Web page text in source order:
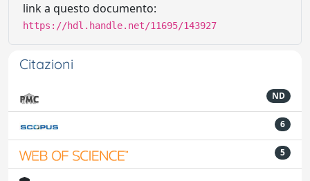
link a questo documento:
https://hdl.handle.net/11695/143927
Citazioni
ND
6
5